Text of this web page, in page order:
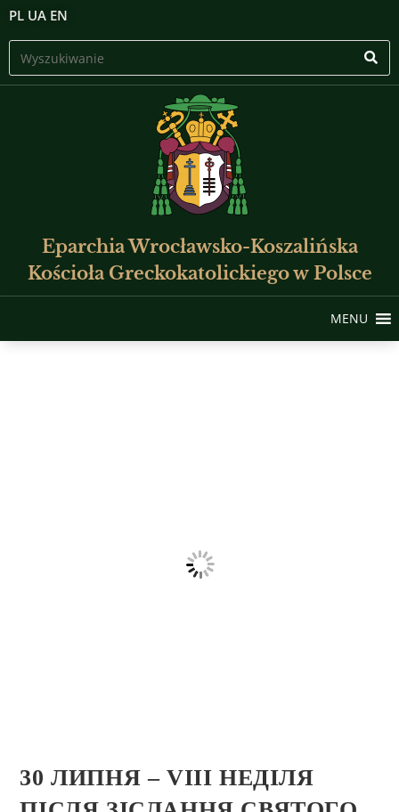
PL UA EN
Eparchia Wrocławsko-Koszalińska
Kościoła Greckokatolickiego w Polsce
MENU
30 ЛИПНЯ – VIІІ НЕДІЛЯ